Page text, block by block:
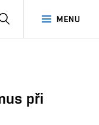
MENU
při